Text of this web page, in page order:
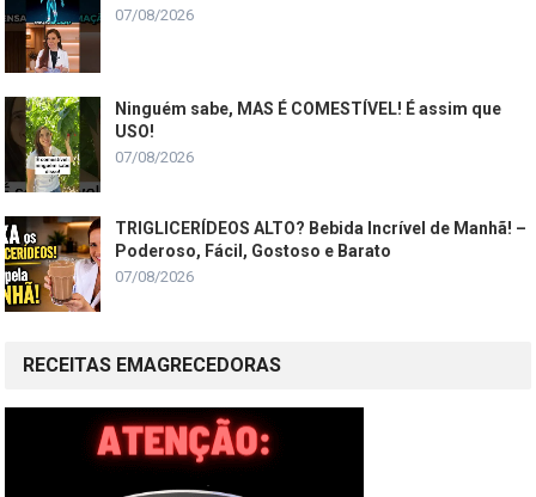
07/08/2026
Ninguém sabe, MAS É COMESTÍVEL! É assim que
USO!
07/08/2026
TRIGLICERÍDEOS ALTO? Bebida Incrível de Manhã! –
Poderoso, Fácil, Gostoso e Barato
07/08/2026
RECEITAS EMAGRECEDORAS